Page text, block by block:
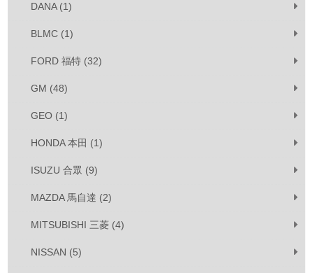
DANA (1)
BLMC (1)
FORD 福特 (32)
GM (48)
GEO (1)
HONDA 本田 (1)
ISUZU 合眾 (9)
MAZDA 馬自達 (2)
MITSUBISHI 三菱 (4)
NISSAN (5)